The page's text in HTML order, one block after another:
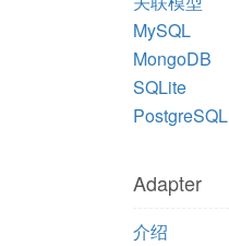
MySQL
MongoDB
SQLite
PostgreSQL
Adapter
介绍